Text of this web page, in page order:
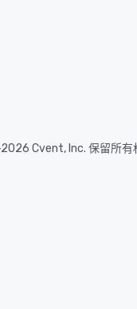
Cvent, Inc. 保留所有